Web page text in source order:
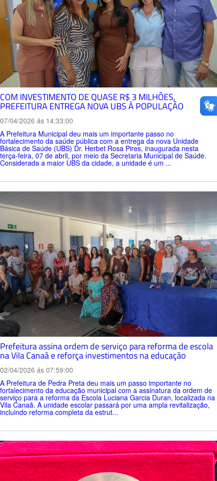
COM INVESTIMENTO DE QUASE R$ 3 MILHÕES,
PREFEITURA ENTREGA NOVA UBS À POPULAÇÃO
07/04/2026 ás 14:33:00
A Prefeitura Municipal deu mais um importante passo no
fortalecimento da saúde pública com a entrega da nova Unidade
Básica de Saúde (UBS) Dr. Herbet Rosa Pires, inaugurada nesta
terça-feira, 07 de abril, por meio da Secretaria Municipal de Saúde.
Considerada a maior UBS da cidade, a unidade é um ...
Prefeitura assina ordem de serviço para reforma de escola
na Vila Canaã e reforça investimentos na educação
02/04/2026 ás 07:59:00
A Prefeitura de Pedra Preta deu mais um passo importante no
fortalecimento da educação municipal com a assinatura da ordem de
serviço para a reforma da Escola Luciana Garcia Duran, localizada na
Vila Canaã. A unidade escolar passará por uma ampla revitalização,
incluindo reforma completa da estrut...